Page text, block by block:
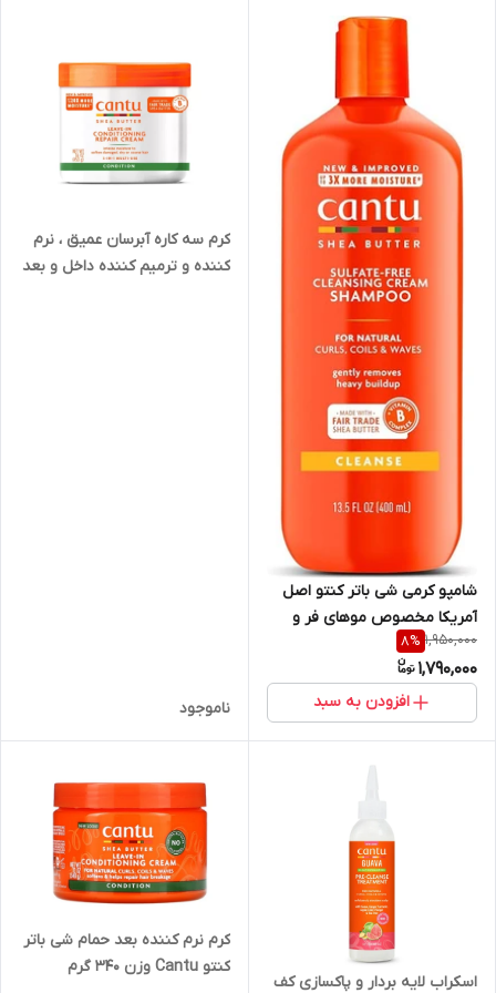
شامپو کرمی شی باتر کنتو اصل
آمریکا مخصوص موهای فر و
Cantu Sulfate-Free
Cleansing Cream Shampoo
400ml
1,950,000
8%
1,790,000
افزودن به سبد
کرم سه کاره آبرسان عمیق ، نرم
کننده و ترمیم کننده داخل و بعد
ناموجود
اسکراب لایه بردار و پاکسازی کف
کرم نرم کننده بعد حمام شی باتر
کنتو Cantu وزن ۳۴۰ گرم